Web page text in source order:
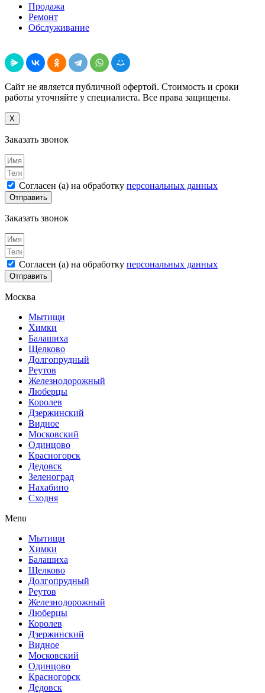
Продажа
Ремонт
Обслуживание
Сайт не является публичной офертой. Стоимость и сроки
работы уточняйте у специалиста. Все права защищены.
X
Заказать звонок
Согласен (а) на обработку персональных данных
Отправить
Заказать звонок
Согласен (а) на обработку персональных данных
Отправить
Москва
Мытищи
Химки
Балашиха
Щелково
Долгопрудный
Реутов
Железнодорожный
Люберцы
Королев
Дзержинский
Видное
Московский
Одинцово
Красногорск
Дедовск
Зеленоград
Нахабино
Сходня
Menu
Мытищи
Химки
Балашиха
Щелково
Долгопрудный
Реутов
Железнодорожный
Люберцы
Королев
Дзержинский
Видное
Московский
Одинцово
Красногорск
Дедовск